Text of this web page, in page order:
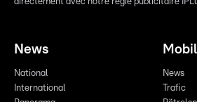
News
National
International
News
Trafic